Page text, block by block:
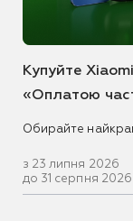
Купуйте
«Оплатою
Обирайте
з 23 липня 2026
до 31 серпня 2026